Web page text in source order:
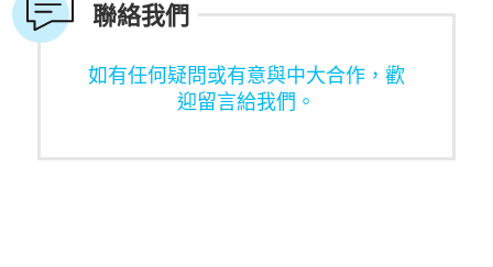
聯絡我們
如有任何疑問或有意與中大合作，歡
迎留言給我們。